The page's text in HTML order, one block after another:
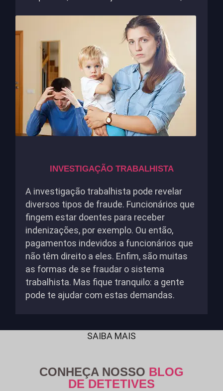
INVESTIGAÇÃO TRABALHISTA
A investigação trabalhista pode revelar
diversos tipos de fraude. Funcionários que
fingem estar doentes para receber
indenizações, por exemplo. Ou então,
pagamentos indevidos a funcionários que
não têm direito a eles. Enfim, são muitas
as formas de se fraudar o sistema
trabalhista. Mas fique tranquilo: a gente
pode te ajudar com estas demandas.
SAIBA MAIS
CONHEÇA NOSSO BLOG
DE DETETIVES